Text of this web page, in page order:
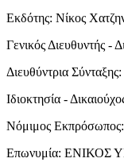
Εκδότης: Νίκος
Γενικός Διευθυντής -
Διευθύντρια Σύνταξης:
Ιδιοκτησία -
Νόμιμος Εκπρόσωπος:
Επωνυμία: ΕΝΙΚΟΣ